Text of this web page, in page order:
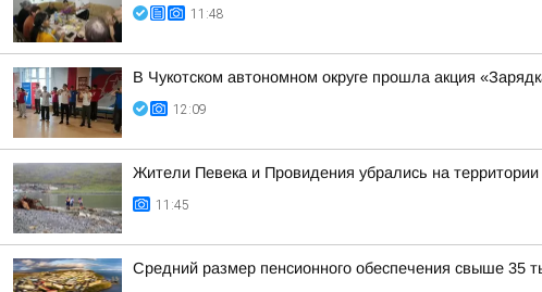
11:48
В Чукотском автономном округе прошла акция
12:09
Жители Певека и Провидения убрались на
11:45
Средний размер пенсионного обеспечения свыше 35